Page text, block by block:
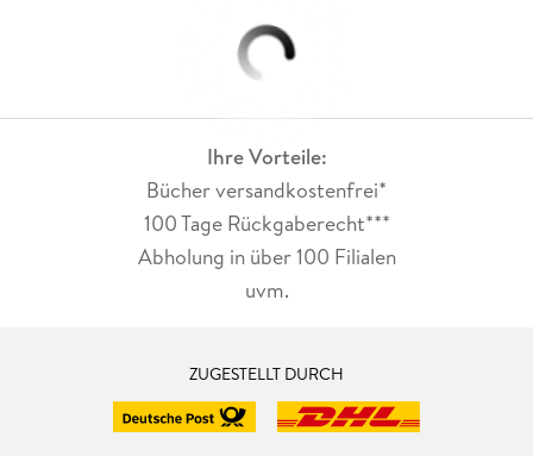
Ihre Vorteile:
Bücher versandkostenfrei*
100 Tage Rückgaberecht***
Abholung in über 100 Filialen
uvm.
ZUGESTELLT DURCH